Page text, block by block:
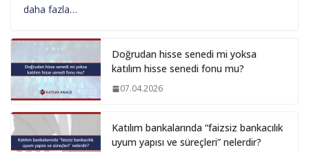
daha fazla…
Doğrudan hisse senedi mi yoksa
katılım hisse senedi fonu mu?
07.04.2026
Katılım bankalarında “faizsiz bankacılık
uyum yapısı ve süreçleri” nelerdir?